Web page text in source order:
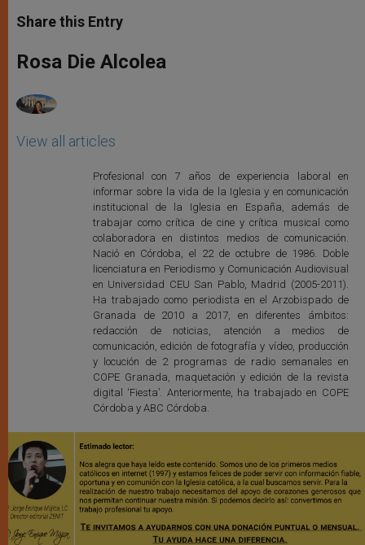
t
s
p
p
s
e
g
e
e
b
o
k
r
Share this Entry
Rosa Die Alcolea
View all articles
Profesional con 7 años de experiencia laboral en
informar sobre la vida de la Iglesia y en comunicación
institucional de la Iglesia en España, además de
trabajar como crítica de cine y crítica musical como
colaboradora en distintos medios de comunicación.
Nació en Córdoba, el 22 de octubre de 1986. Doble
licenciatura en Periodismo y Comunicación Audiovisual
en Universidad CEU San Pablo, Madrid (2005-2011).
Ha trabajado como periodista en el Arzobispado de
Granada de 2010 a 2017, en diferentes ámbitos:
redacción de noticias, atención a medios de
comunicación, edición de fotografía y vídeo, producción
y locución de 2 programas de radio semanales en
COPE Granada, maquetación y edición de la revista
digital ‘Fiesta’. Anteriormente, ha trabajado en COPE
Córdoba y ABC Córdoba.